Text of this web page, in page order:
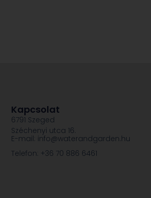
Kapcsolat
6791 Szeged
Széchenyi utca 16.
E-mail: info@waterandgarden.hu
Telefon: +36 70 886 6461